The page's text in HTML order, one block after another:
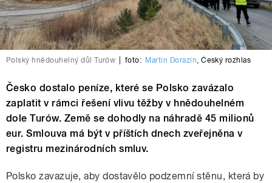
Polský hnědouhelný důl Turów foto: Martin Dorazín,Český rozhlas
Česko dostalo peníze, které se Polsko zavázalo
zaplatit v rámci řešení vlivu těžby v hnědouhelném
dole Turów. Země se dohodly na náhradě 45 milionů
eur. Smlouva má být v příštích dnech zveřejněna v
registru mezinárodních smluv.
Polsko zavazuje, aby dostavělo podzemní stěnu, která by